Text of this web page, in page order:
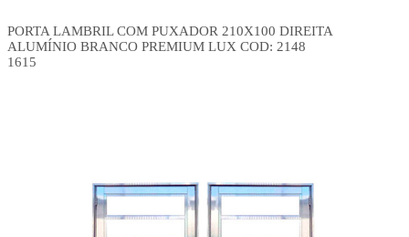
PORTA LAMBRIL COM PUXADOR 210X100 DIREITA
ALUMÍNIO BRANCO PREMIUM LUX COD: 2148
1615